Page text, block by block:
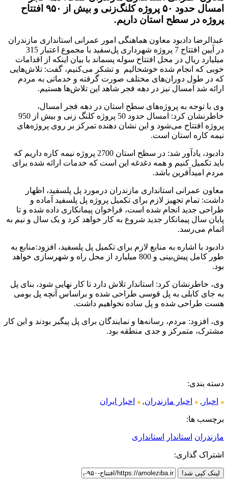
امسال حدود ۵۰ پروژه کلنگ‌زنی و بیش از ۹۵۰ ‌افتتاح
پروژه در سطح استان داریم.
عبدالرضا دادبود معاون هماهنگی امور عمرانی استانداری مازندران
در آیین افتتاح 7 پروژه‌ شهرداری پل‌سفید با مجموع اعتبار 315
میلیارد ریال در محل افتتاح سوله پسماند با بیان اینکه از اقدامات
خوبی که انجام شده خوشحالیم و تشکر می‌کنیم، گفت: تلاش‌هایی
که در طول دوران‌های مختلف صورت گرفته و خدماتی به مردم
ارائه شد امسال نیز در دهه فجر شاهد این تلاش‌ها هستیم.
وی با توجه به پروژه‌های سطح استان در دهه فجر امسال،
خاطرنشان کرد: امسال حدود 50 پروژه کلنگ زنی و بیش از 950
‌پروژه افتتاح می‌شود و این نشان دهنده تمرکز بر روی پروژه‌های
نیمه کاره استان است.
دادبود، یادآور شد: در سطح استان 2700 پروژه نیمه کاره داریم که
باید تکمیل کنیم و همه دغدغه این است که خدمات ارائه شده برای
مردم امیدآفرین باشد.
معاون عمرانی استانداری مازندران درمورد پل پلسفید، اظهار
داشت: تمام تجهیز لازم برای تکمیل پروژه پل پلسفید آماده و
طراحی جدید انجام شده است، فراخوان پیمانکاری داده شده و تا
پایان سال پیمانکار جدید شروع به کار خواهد کرد و یک سال و نیم به
اتمام می‌رسد.
دادبود با اشاره به منابع لازم برای تکمیل پل پلسفید، افزود:منابع به
طور کامل پیش‌بینی و 800 میلیارد از محل راه و شهرسازی خواهد
بود.
وی، خاطرنشان کرد: استاندار تلاش دارد تا کار نهایی شود، بنای پل
به جای کابلی به پل قوسی طراحی شده و براساس آنچه پل بومی
هست طراحی شده و پل ساده نخواهیم داشت.
وی، افزود: مردم، رسانه‌ها و نمایندگان برای پل پیگیر بودند و این کار
مشترک، متمرکز و جدی منطقه بود.
دسته بندی:
اخبار , اخبار مازندران, اخبار ایران
برچسب ها:
مازندران استاندار استانداری
اشتراک گذاری:
لینک کپی شد!